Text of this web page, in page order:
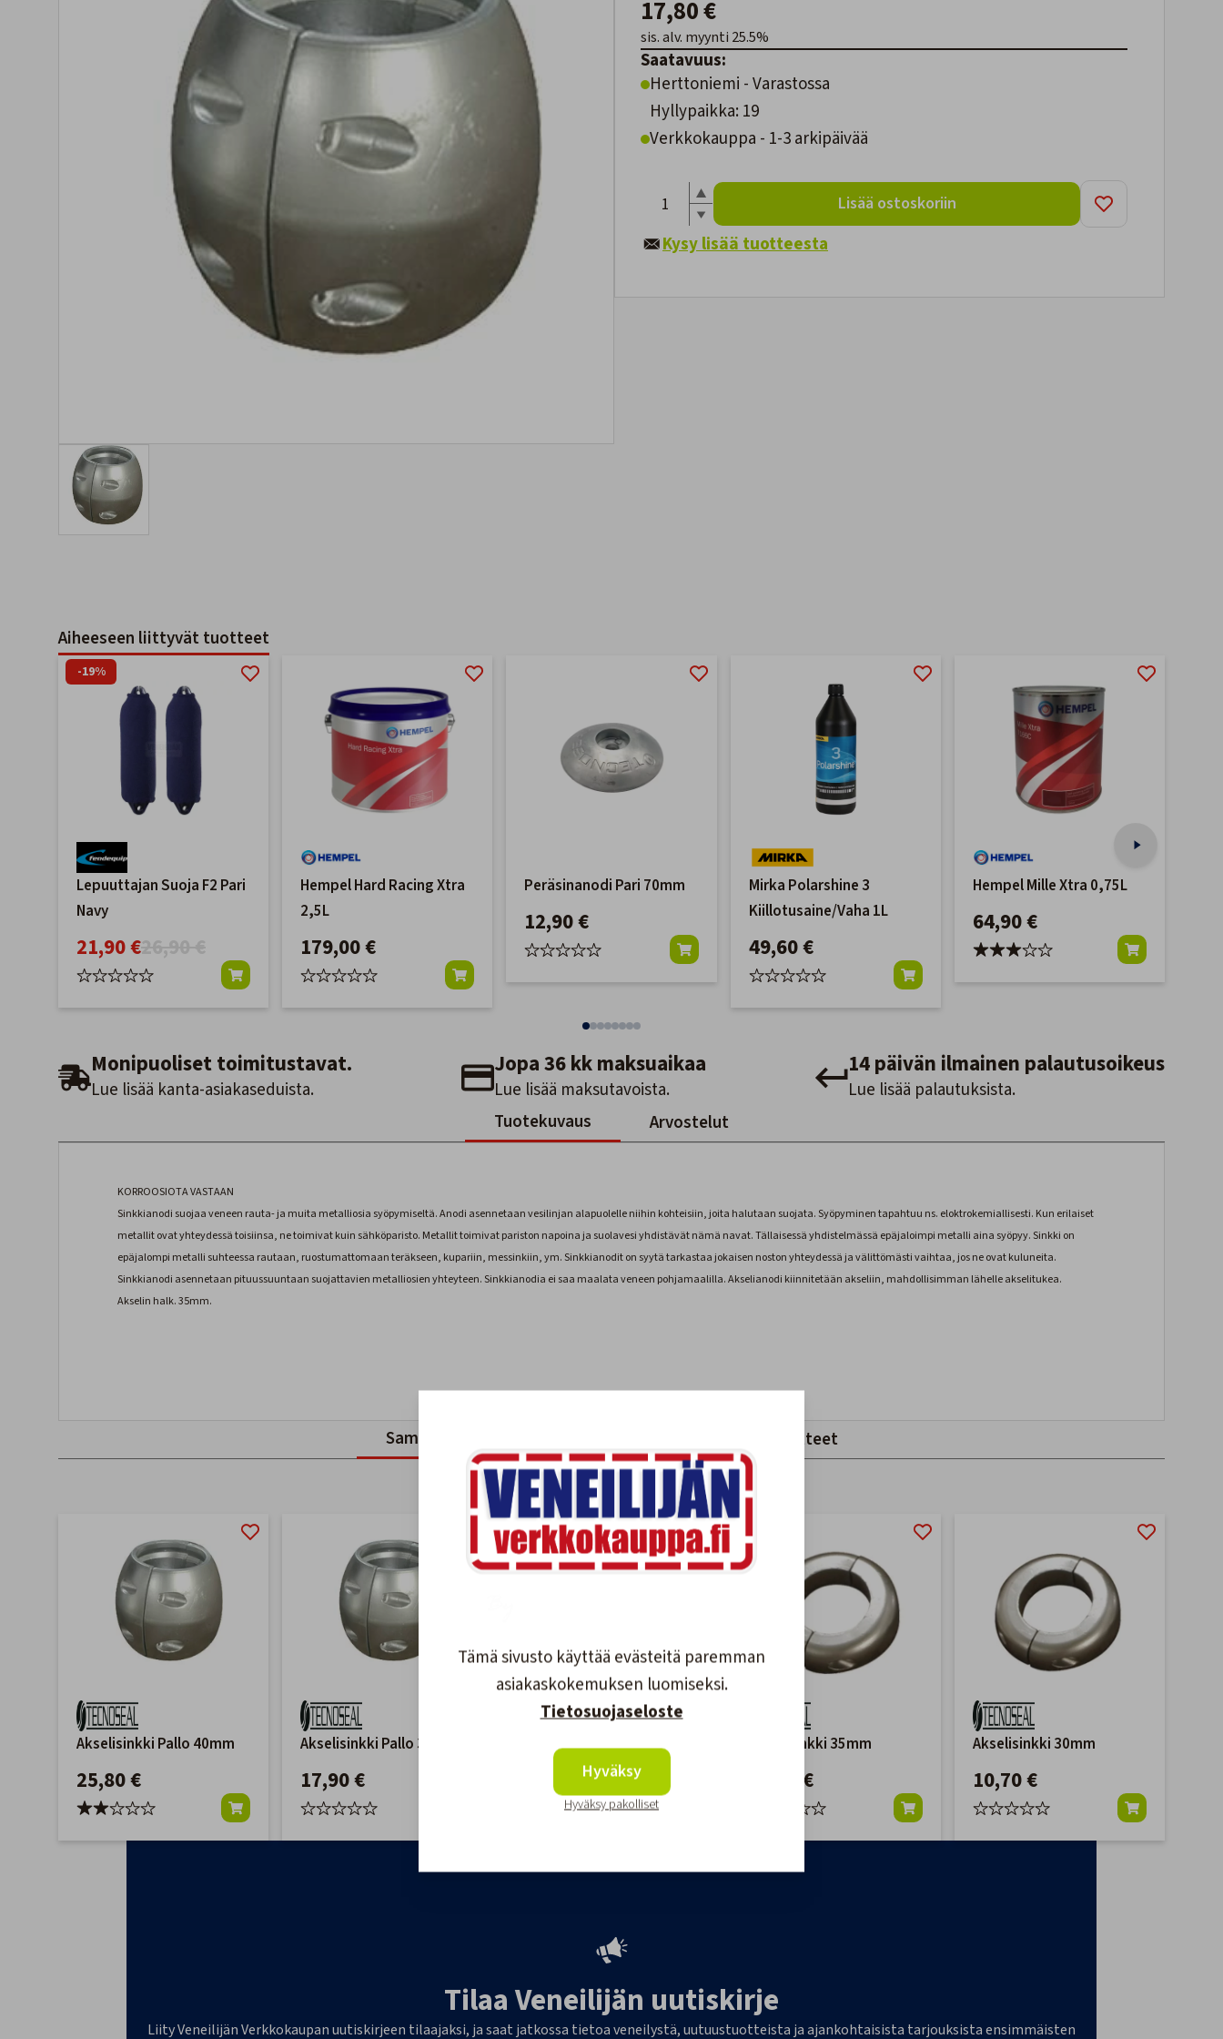
17,80 €
sis. alv. myynti 25.5%
Saatavuus:
Herttoniemi - Varastossa
Hyllypaikka: 19
Verkkokauppa - 1-3 arkipäivää
Lisää ostoskoriin
Kysy lisää tuotteesta
Aiheeseen liittyvät tuotteet
-19%
Lepuuttajan Suoja F2 Pari
Navy
21,90 €
Hempel Hard Racing Xtra
2,5L
179,00 €
Peräsinanodi Pari 70mm
12,90 €
Mirka Polarshine 3
Kiillotusaine/Vaha 1L
49,60 €
Hempel Mille Xtra 0,75L
64,90 €
Monipuoliset toimitustavat.
Lue lisää kanta-asiakaseduista.
Jopa 36 kk maksuaikaa
Lue lisää maksutavoista.
14 päivän ilmainen palautusoikeus
Lue lisää palautuksista.
Tuotekuvaus
Arvostelut
KORROOSIOTA VASTAAN
Sinkkianodi suojaa veneen rauta- ja muita metalliosia syöpymiseltä. Anodi asennetaan vesilinjan alapuolelle niihin kohteisiin, joita halutaan suojata. Syöpyminen tapahtuu ns. eloktrokemiallisesti. Kun erilaiset
metallit ovat yhteydessä toisiinsa, ne toimivat kuin sähköparisto. Metallit toimivat pariston napoina ja suolavesi yhdistävät nämä navat. Tällaisessä yhdistelmässä epäjaloimpi metalli aina syöpyy. Sinkki on
epäjalompi metalli suhteessa rautaan, ruostumattomaan teräkseen, kupariin, messinkiin, ym. Sinkkianodit on syytä tarkastaa jokaisen noston yhteydessä ja välittömästi vaihtaa, jos ne ovat kuluneita.
Sinkkianodi asennetaan pituussuuntaan suojattavien metalliosien yhteyteen. Sinkkianodia ei saa maalata veneen pohjamaalilla. Akselianodi kiinnitetään akseliin, mahdollisimman lähelle akselitukea.
Akselin halk. 35mm.
Samankaltaiset tuotteet Viimeksi katsotut tuotteet
Akselisinkki Pallo 40mm
25,80 €
Akselisinkki Pallo 30mm
17,90 €
Akselisinkki Pallo 25mm
14,90 €
Akselisinkki 35mm
10,40 €
Akselisinkki 30mm
10,70 €
Tilaa Veneilijän uutiskirje
Liity Veneilijän Verkkokaupan uutiskirjeen tilaajaksi, ja saat jatkossa tietoa veneilystä, uutuustuotteista ja ajankohtaisista tarjouksista ensimmäisten
Tämä sivusto käyttää evästeitä paremman
asiakaskokemuksen luomiseksi.
Tietosuojaseloste
Hyväksy
Hyväksy pakolliset